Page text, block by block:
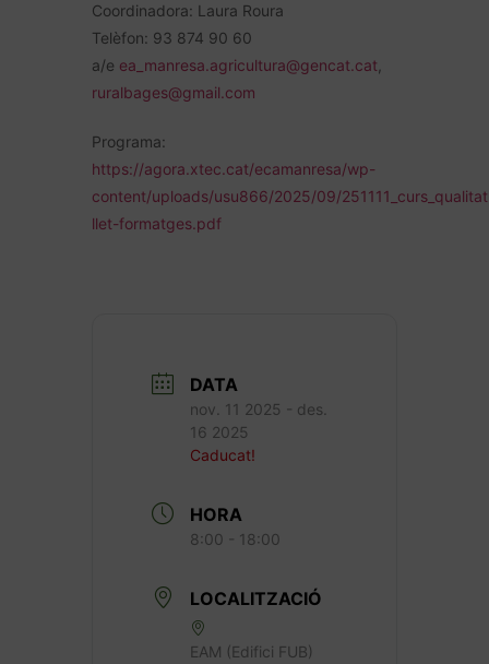
Coordinadora: Laura Roura
Telèfon: 93 874 90 60
a/e ea_manresa.agricultura@gencat.cat
ruralbages@gmail.com
Programa:
https://agora.xtec.cat/ecamanresa/wp-
content/uploads/usu866/2025/09/
llet-formatges.pdf
DATA
nov. 11 2025
- des.
16 2025
Caducat!
HORA
8:00 - 18:00
LOCALITZACIÓ
EAM (Edifici FUB)